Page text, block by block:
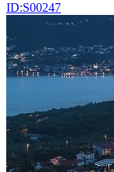
ID:S00247